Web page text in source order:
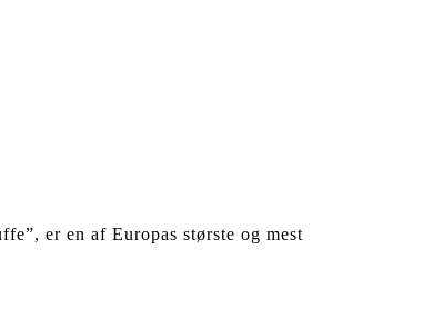
er en af Europas største og mest